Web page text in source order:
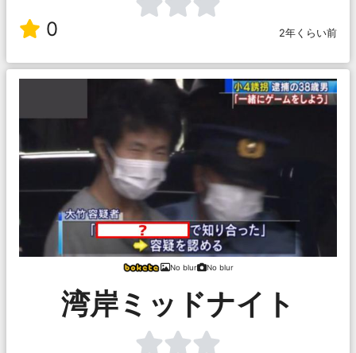
0 2年くらい前
No blur No blur
湾岸ミッドナイト